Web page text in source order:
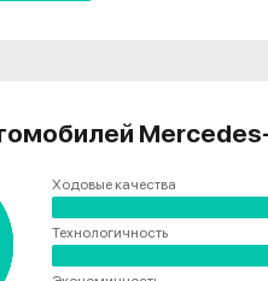
Ходовые качества
Технологичность